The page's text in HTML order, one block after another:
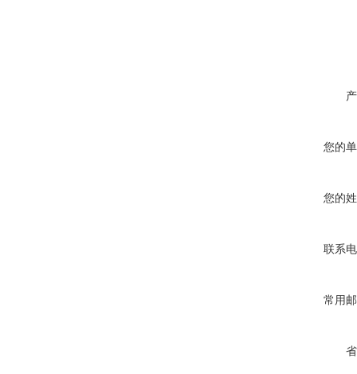
您的
您的
联系
常用